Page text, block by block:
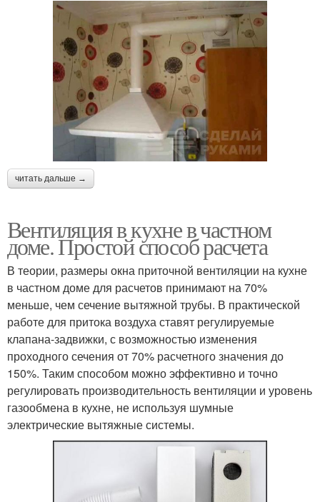
читать дальше →
Вентиляция в кухне в частном
доме. Простой способ расчета
В теории, размеры окна приточной вентиляции на кухне
в частном доме для расчетов принимают на 70%
меньше, чем сечение вытяжной трубы. В практической
работе для притока воздуха ставят регулируемые
клапана-задвижки, с возможностью изменения
проходного сечения от 70% расчетного значения до
150%. Таким способом можно эффективно и точно
регулировать производительность вентиляции и уровень
газообмена в кухне, не используя шумные
электрические вытяжные системы.